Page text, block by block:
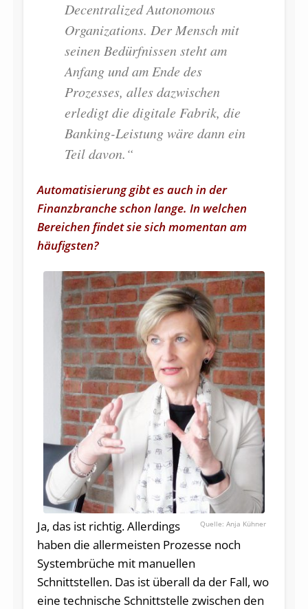
Decentralized Autonomous
Organizations. Der Mensch mit
seinen Bedürfnissen steht am
Anfang und am Ende des
Prozesses, alles dazwischen
erledigt die digitale Fabrik, die
Banking-Leistung wäre dann ein
Teil davon.“
Automatisierung gibt es auch in der
Finanzbranche schon lange. In welchen
Bereichen findet sie sich momentan am
häufigsten?
Anja Kühner
Ja, das ist richtig. Allerdings
haben die allermeisten Prozesse noch
Systembrüche mit manuellen
Schnittstellen. Das ist überall da der Fall, wo
eine technische Schnittstelle zwischen den